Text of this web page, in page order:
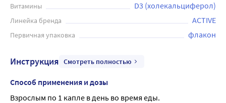
Витамины D3 (холекальциферол)
Линейка бренда ACTIVE
Первичная упаковка флакон
Инструкция Смотреть полностью
Способ применения и дозы
Взрослым по 1 капле в день во время еды.